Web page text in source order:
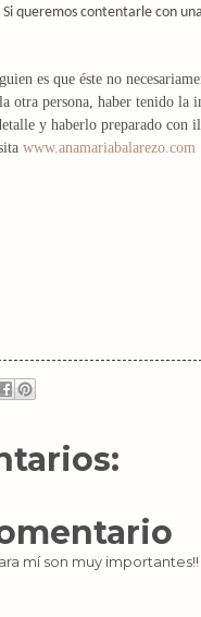
queremos contentarle con
es que éste no
otra persona, haber tenido la
y haberlo preparado con
www.anamariabalarezo.com
mí son muy